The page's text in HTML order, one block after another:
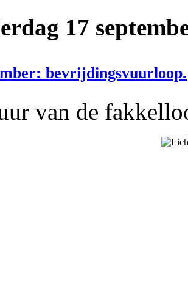
17
bevrijdingsvuurloop.
van de